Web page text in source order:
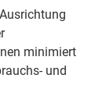
minimiert
und